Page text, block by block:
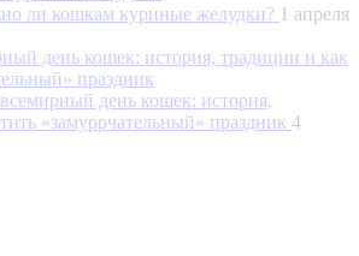
ли кошкам куриные желудки? 1 апреля
всемирный день кошек: история,
«замуррчательный» праздник 4